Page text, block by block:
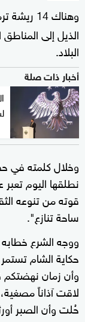
وهناك 14 ريشة ترمز إلى
الذيل إلى
البلاد.
أخبار ذات صلة
وخلال كلمته في
نطلقها اليوم
قوته من تنوعه
ساحة تنازع".
ووجه الشرع
حكاية الشام
وأن زمان
لاقت آذاناً
حُلت وأن الصبر